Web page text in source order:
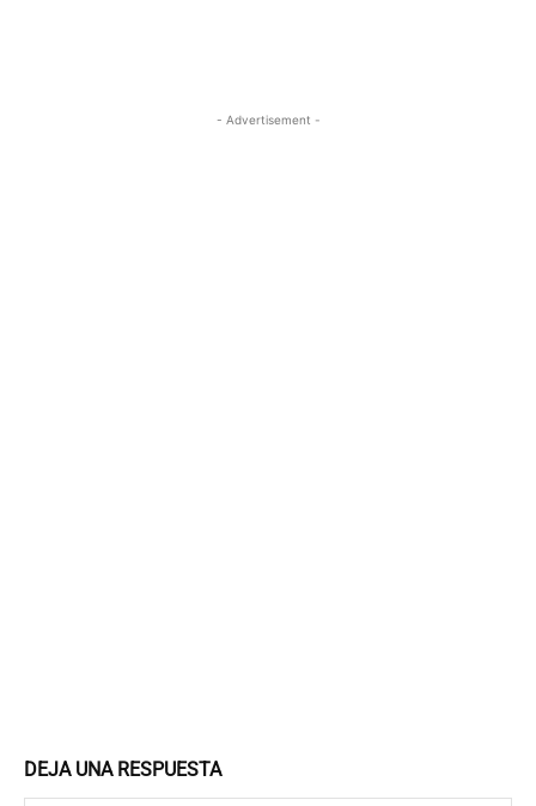
- Advertisement -
DEJA UNA RESPUESTA